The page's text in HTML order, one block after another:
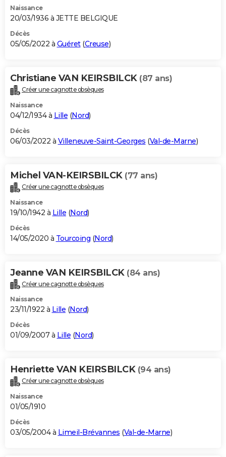
Dictionnaire
Biographies
Citations
Expressions
Proverbes
PROGRAMME TV
S'inscrire
Se connecter
Lycées
Collèges
Primaires
Universités
Entreprises
Service militaire
Avis de recherche
AVIS DE DÉCÈS
Bricolage
Lifestyle
Culture
Sport
Auto
Television
Voyage
Cinema
Naissance
20/03/1936 à JETTE BELGIQUE
Décès
05/05/2022 à Guéret(Creuse)
Christiane VAN KEIRSBILCK (87 ans)
Créer une cagnotte obsèques
Naissance
04/12/1934 à Lille (Nord)
Décès
06/03/2022 à Villeneuve-Saint-Georges (Val-de-Marne)
Michel VAN-KEIRSBILCK (77 ans)
Créer une cagnotte obsèques
Naissance
19/10/1942 à Lille (Nord)
Décès
14/05/2020 à Tourcoing (Nord)
Jeanne VAN KEIRSBILCK (84 ans)
Créer une cagnotte obsèques
Naissance
23/11/1922 à Lille (Nord)
Décès
01/09/2007 à Lille (Nord)
Henriette VAN KEIRSBILCK (94 ans)
Créer une cagnotte obsèques
Naissance
01/05/1910
Décès
03/05/2004 à Limeil-Brévannes (Val-de-Marne)